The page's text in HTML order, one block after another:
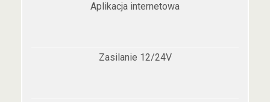
Aplikacja internetowa
Zasilanie 12/24V